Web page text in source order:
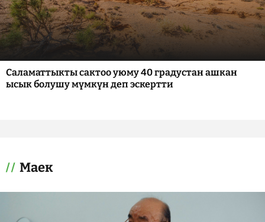
Саламаттыкты сактоо уюму 40 градустан ашкан
ысык болушу мүмкүн деп эскертти
Маек